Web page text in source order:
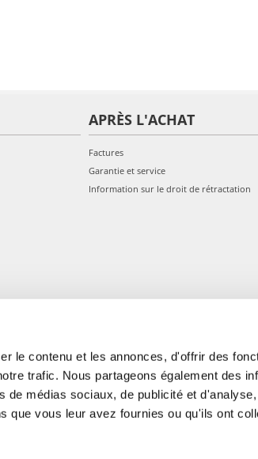
le contenu et les annonces, d'offrir des
trafic. Nous partageons également des
de médias sociaux, de publicité et
que vous leur avez fournies ou qu'ils ont
APRÈS L'ACHAT
Factures
Garantie et service
Information sur le droit de rétractation
94 15827 Blankenfelde-Mahlow (Germania) -